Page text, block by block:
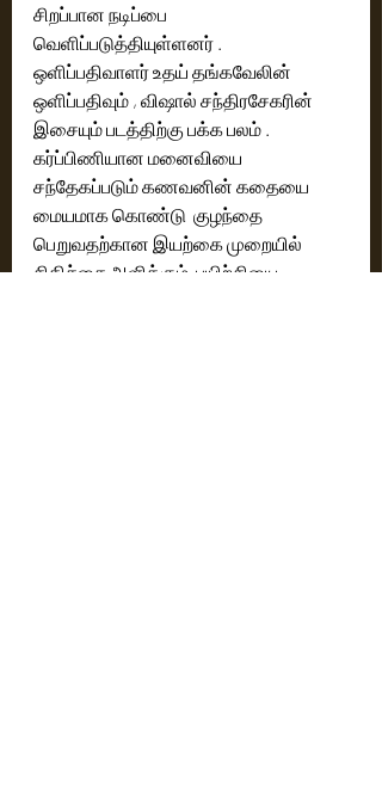
சிறப்பான நடிப்பை
வெளிப்படுத்தியுள்ளனர் .
ஒளிப்பதிவாளர் உதய் தங்கவேலின்
ஒளிப்பதிவும் , விஷால் சந்திரசேகரின்
இசையும் படத்திற்கு பக்க பலம் .
கர்ப்பிணியான மனைவியை
சந்தேகப்படும் கணவனின் கதையை
மையமாக கொண்டு  குழந்தை
பெறுவதற்கான இயற்கை முறையில்
சிகிச்சை அளிக்கும்  பயிற்சியை